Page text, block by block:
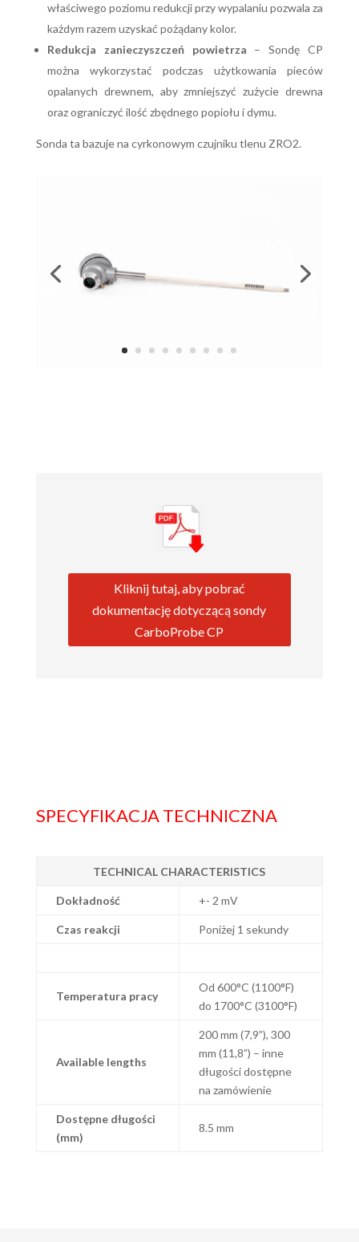
właściwego poziomu redukcji przy wypalaniu pozwala za
każdym razem uzyskać pożądany kolor.
Redukcja zanieczyszczeń powietrza – Sondę CP
można wykorzystać podczas użytkowania pieców
opalanych drewnem, aby zmniejszyć zużycie drewna
oraz ograniczyć ilość zbędnego popiołu i dymu.
Sonda ta bazuje na cyrkonowym czujniku tlenu ZRO2.
Kliknij tutaj, aby pobrać
dokumentację dotyczącą sondy
CarboProbe CP
SPECYFIKACJA TECHNICZNA
TECHNICAL CHARACTERISTICS
Dokładność +- 2 mV
Czas reakcji Poniżej 1 sekundy
Temperatura pracy
Od 600°C (1100°F)
do 1700°C (3100°F)
Available lengths
200 mm (7,9”), 300
mm (11,8”) – inne
długości dostępne
na zamówienie
Dostępne długości
(mm)
8.5 mm